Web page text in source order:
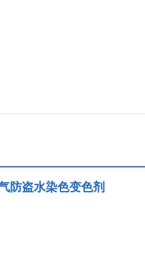
防盗水染色变色剂